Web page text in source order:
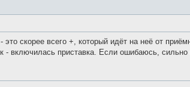
это скорее всего +, который идёт на неё от
- включилась приставка. Если ошибаюсь,